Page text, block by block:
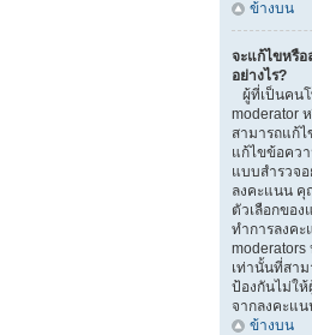
ข้างบน
จะแก้ไขหรื
อย่างไร?
ผู้ที่เป็นคน
moderator
สามารถแก้
แก้ไขข้อคว
แบบสำรวจ
ลงคะแนน คุ
ตัวเลือกขอ
ทำการลงคะ
moderators
เท่านั้นที่สา
ป้องกันไม่ให้
จากลงคะแ
ข้างบน